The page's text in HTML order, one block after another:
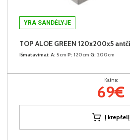
YRA SANDĖLYJE
Išmatavimai: A: 5cm P: 120cm G: 200cm
Kaina:
69€
Į krepšelį